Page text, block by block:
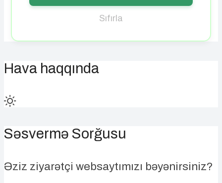
Sıfırla
Hava haqqında
Səsvermə Sorğusu
Əziz ziyarətçi websaytımızı bəyənirsiniz?